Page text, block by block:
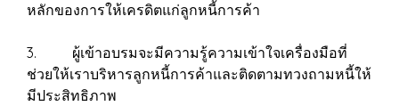
หลักของการให้เครดิตแก่ลูกหนี้การค้า
3. ผู้เข้าอบรมจะมีความรู้ความเข้าใจเครื่องมือที่
ช่วยให้เราบริหารลูกหนี้การค้าและติดตามทวงถามหนี้ให้
มีประสิทธิภาพ